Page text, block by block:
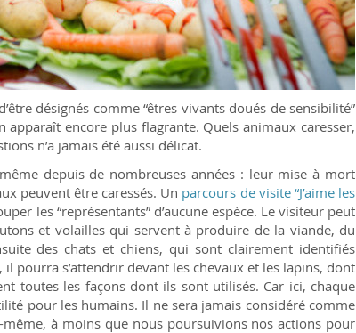
désignés comme “êtres vivants doués de sensibilité”
apparaît encore plus flagrante. Quels animaux caresser,
n’a jamais été aussi délicat.
depuis de nombreuses années : leur mise à mort
peuvent être caressés. Un parcours de visite “J’aime les
les “représentants” d’aucune espèce. Le visiteur peut
et volailles qui servent à produire de la viande, du
des chats et chiens, qui sont clairement identifiés
pourra s’attendrir devant les chevaux et les lapins, dont
toutes les façons dont ils sont utilisés. Car ici, chaque
pour les humains. Il ne sera jamais considéré comme
à moins que nous poursuivions nos actions pour